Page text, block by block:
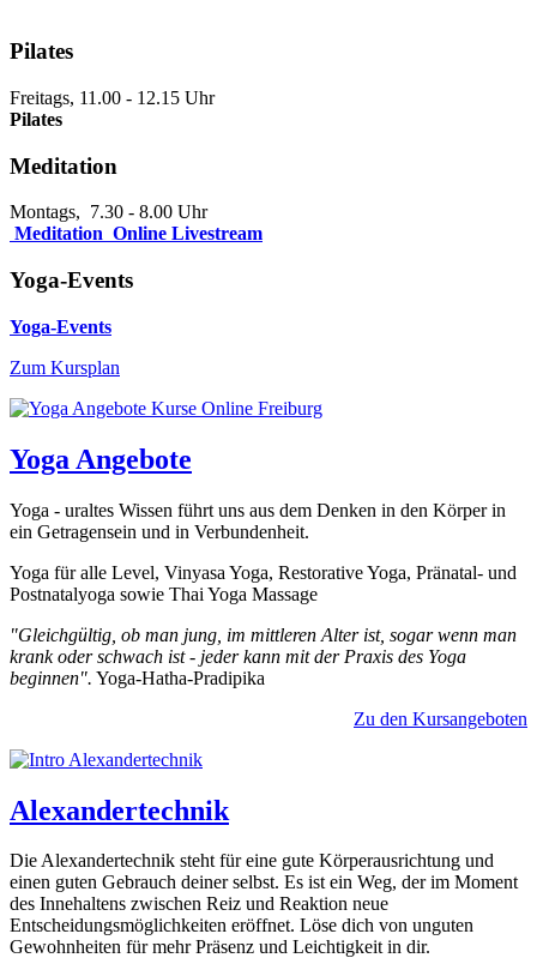
Pilates
Freitags, 11.00 - 12.15 Uhr
Pilates
Meditation
Montags, 7.30 - 8.00 Uhr
Meditation Online Livestream
Yoga-Events
Yoga-Events
Zum Kursplan
Yoga Angebote
Yoga - uraltes Wissen führt uns aus dem Denken in den Körper in
ein Getragensein und in Verbundenheit.
Yoga für alle Level, Vinyasa Yoga, Restorative Yoga, Pränatal- und
Postnatalyoga sowie Thai Yoga Massage
"Gleichgültig, ob man jung, im mittleren Alter ist, sogar wenn man
krank oder schwach ist - jeder kann mit der Praxis des Yoga
beginnen". Yoga-Hatha-Pradipika
Zu den Kursangeboten
Alexandertechnik
Die Alexandertechnik steht für eine gute Körperausrichtung und
einen guten Gebrauch deiner selbst. Es ist ein Weg, der im Moment
des Innehaltens zwischen Reiz und Reaktion neue
Entscheidungsmöglichkeiten eröffnet. Löse dich von unguten
Gewohnheiten für mehr Präsenz und Leichtigkeit in dir.